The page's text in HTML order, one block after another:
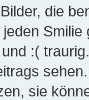
die
:(
sie